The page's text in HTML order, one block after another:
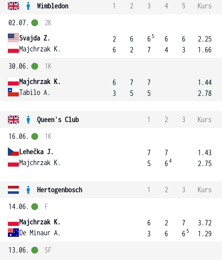
Wimbledon 1 2 3 4 5
Kurs
02.07.
Svajda Z.
Majchrzak K.
2K
2
6
6
2
6 5
7
6
4
6
3
2.25
1.66
30.06.
Majchrzak K.
Tabilo A.
1K
6
3
7
5
7
5
1.44
2.78
Queen's Club 1 2 3
Kurs
16.06.
Lehečka J.
Majchrzak K.
1K
7
5
7
64
1.43
2.75
Hertogenbosch 1 2 3
Kurs
14.06.
Majchrzak K.
De Minaur A.
F
6
3
2
6
7
6 5
3.72
1.29
13.06.
SF